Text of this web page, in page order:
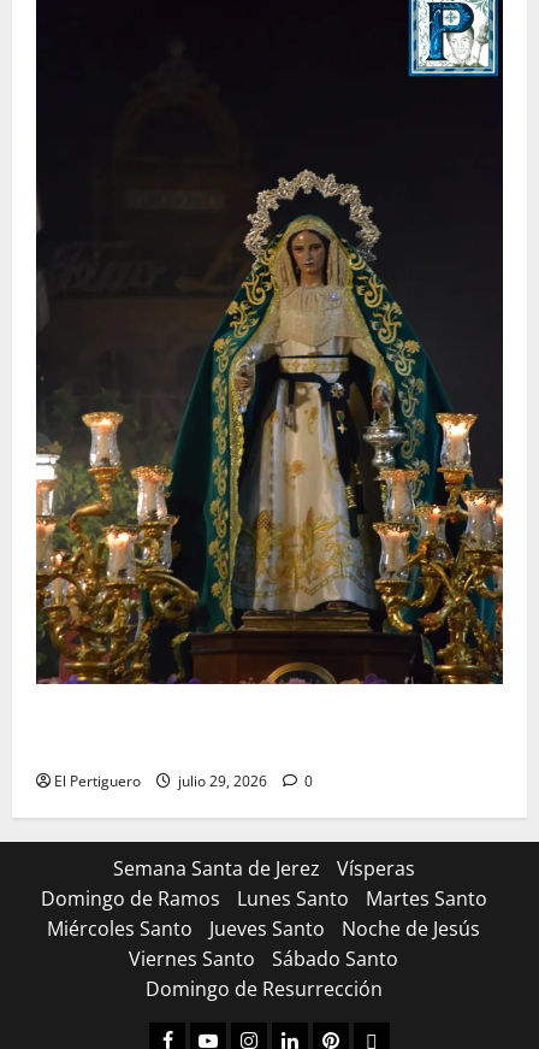
El Pertiguero julio 29, 2026 0
Semana Santa de Jerez
Vísperas
Domingo de Ramos
Lunes Santo
Martes Santo
Miércoles Santo
Jueves Santo
Noche de Jesús
Viernes Santo
Sábado Santo
Domingo de Resurrección
Facebook
YoutubeInstagram
LinkedPinterestDribbble